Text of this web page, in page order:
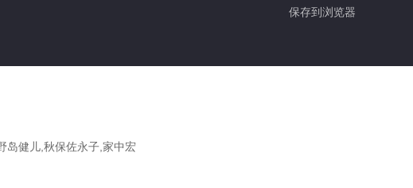
保存到浏览器
岛健儿,秋保佐永子,家中宏